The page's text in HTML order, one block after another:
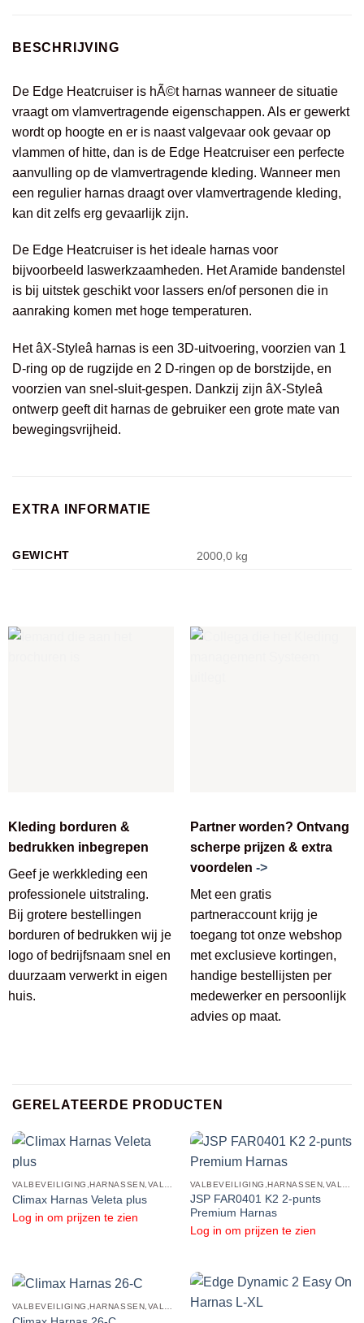
BESCHRIJVING
De Edge Heatcruiser is hÃ©t harnas wanneer de situatie
vraagt om vlamvertragende eigenschappen. Als er gewerkt
wordt op hoogte en er is naast valgevaar ook gevaar op
vlammen of hitte, dan is de Edge Heatcruiser een perfecte
aanvulling op de vlamvertragende kleding. Wanneer men
een regulier harnas draagt over vlamvertragende kleding,
kan dit zelfs erg gevaarlijk zijn.
De Edge Heatcruiser is het ideale harnas voor
bijvoorbeeld laswerkzaamheden. Het Aramide bandenstel
is bij uitstek geschikt voor lassers en/of personen die in
aanraking komen met hoge temperaturen.
Het âX-Styleâ harnas is een 3D-uitvoering, voorzien van 1
D-ring op de rugzijde en 2 D-ringen op de borstzijde, en
voorzien van snel-sluit-gespen. Dankzij zijn âX-Styleâ
ontwerp geeft dit harnas de gebruiker een grote mate van
bewegingsvrijheid.
EXTRA INFORMATIE
GEWICHT 2000,0 kg
Kleding borduren &
bedrukken inbegrepen
Geef je werkkleding een
professionele uitstraling.
Bij grotere bestellingen
borduren of bedrukken wij je
logo of bedrijfsnaam snel en
duurzaam verwerkt in eigen
huis.
Partner worden? Ontvang
scherpe prijzen & extra
voordelen ->
Met een gratis
partneraccount krijg je
toegang tot onze webshop
met exclusieve kortingen,
handige bestellijsten per
medewerker en persoonlijk
advies op maat.
GERELATEERDE PRODUCTEN
VALBEVEILIGING,HARNASSEN,VALHARNAS
Climax Harnas Veleta plus
Log in om prijzen te zien
VALBEVEILIGING,HARNASSEN,VALHARNAS
JSP FAR0401 K2 2-punts
Premium Harnas
Log in om prijzen te zien